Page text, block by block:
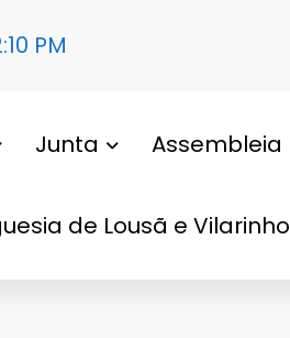
PM
Junta Assembleia
de Lousã e Vilarinho